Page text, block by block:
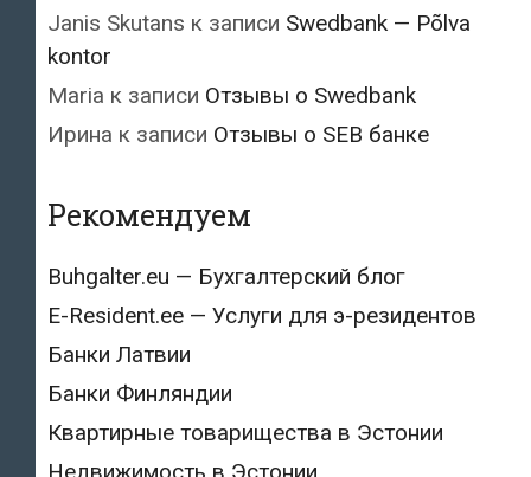
Janis Skutans к записи Swedbank — Põlva
kontor
Maria к записи Отзывы о Swedbank
Ирина к записи Отзывы о SEB банке
Рекомендуем
Buhgalter.eu — Бухгалтерский блог
E-Resident.ee — Услуги для э-резидентов
Банки Латвии
Банки Финляндии
Квартирные товарищества в Эстонии